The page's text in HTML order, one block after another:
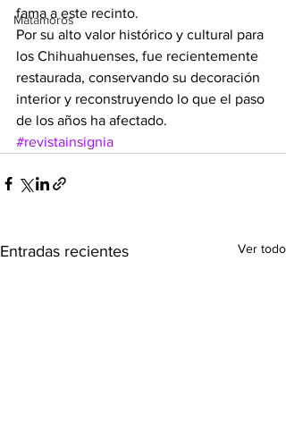
Matamoros
fama a este recinto.
Por su alto valor histórico y cultural para
los Chihuahuenses, fue recientemente
restaurada, conservando su decoración
interior y reconstruyendo lo que el paso
de los años ha afectado.
#revistainsignia
Entradas recientes Ver todo